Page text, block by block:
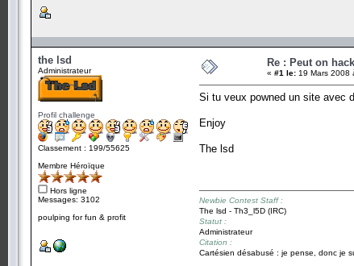
the lsd
Administrateur
Profil challenge
Classement : 199/55625
Membre Héroïque
Hors ligne
Messages: 3102
poulping for fun & profit
Re : Peut on
« #1 le: 19 Mars 2008
Si tu veux powned un site avec
Enjoy
The lsd
Newbie Contest Staff :
The lsd - Th3_l5D (IRC)
Statut :
Administrateur
Citation :
Cartésien désabusé : je pense, donc je